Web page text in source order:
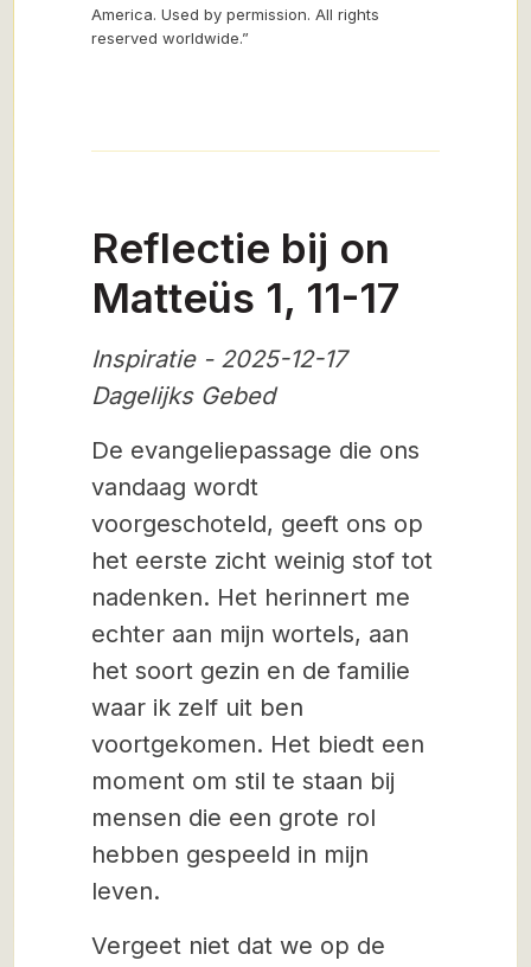
America. Used by permission. All rights
reserved worldwide.”
Reflectie bij on
Matteüs 1, 11-17
Inspiratie - 2025-12-17
Dagelijks Gebed
De evangeliepassage die ons
vandaag wordt
voorgeschoteld, geeft ons op
het eerste zicht weinig stof tot
nadenken. Het herinnert me
echter aan mijn wortels, aan
het soort gezin en de familie
waar ik zelf uit ben
voortgekomen. Het biedt een
moment om stil te staan bij
mensen die een grote rol
hebben gespeeld in mijn
leven.
Vergeet niet dat we op de